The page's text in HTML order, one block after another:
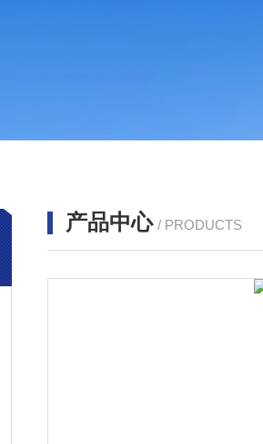
产品中心 / PRODUCTS